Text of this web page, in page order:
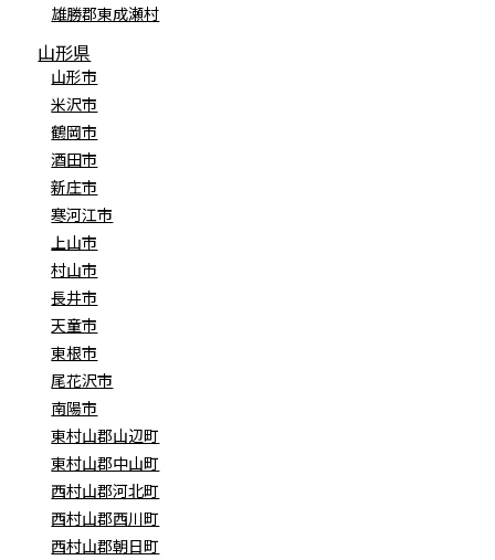
雄勝郡東成瀬村
山形県
山形市
米沢市
鶴岡市
酒田市
新庄市
寒河江市
上山市
村山市
長井市
天童市
東根市
尾花沢市
南陽市
東村山郡山辺町
東村山郡中山町
西村山郡河北町
西村山郡西川町
西村山郡朝日町